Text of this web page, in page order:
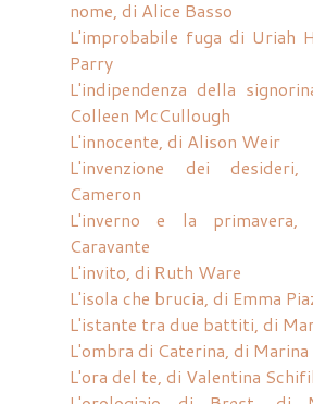
nome, di Alice Basso
L'improbabile fuga di Uriah
Parry
L'indipendenza della
Colleen McCullough
L'innocente, di Alison Weir
L'invenzione dei
Cameron
L'inverno e la primavera,
Caravante
L'invito, di Ruth Ware
L'isola che brucia, di Emma
L'istante tra due battiti, di
L'ombra di Caterina, di Marina
L'ora del te, di Valentina